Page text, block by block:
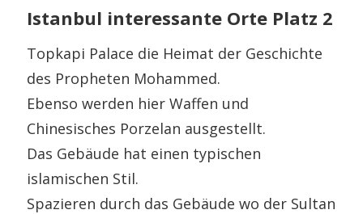
Istanbul interessante Orte Platz 2
Topkapi Palace die Heimat der Geschichte
des Propheten Mohammed.
Ebenso werden hier Waffen und
Chinesisches Porzelan ausgestellt.
Das Gebäude hat einen typischen
islamischen Stil.
Spazieren durch das Gebäude wo der Sultan